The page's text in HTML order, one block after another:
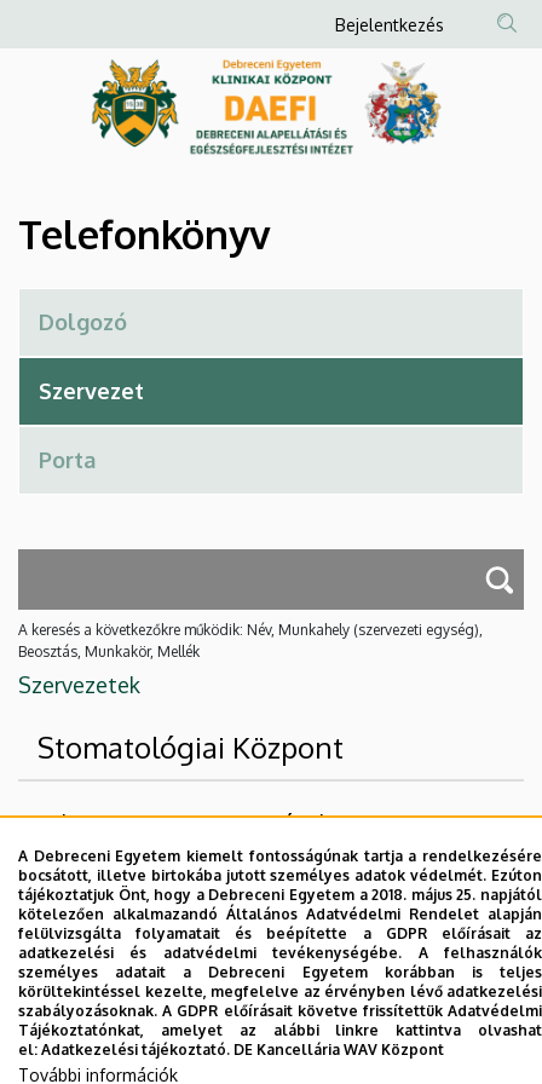
Debreceni
és
Egészségfejlesztési
Intézet
a
Anonim
Felhasználói
fiók
menüje
Bejelentkezés
Telefonkönyv
A keresés a következőkre működik: Név, Munkahely (szervezeti egység),
Beosztás, Munkakör, Mellék
Szervezetek
Stomatológiai Központ
Felettes szervezeti egységek
Debreceni Egyetem
Fogorvostudományi Kar
Nincs találat.
Dolgozói adatmódosítás igénylése a DE
telefonkönyvében
A Debreceni Egyetem kiemelt fontosságúnak tartja a rendelkezésére
bocsátott, illetve birtokába jutott személyes adatok védelmét. Ezúton
tájékoztatjuk Önt, hogy a Debreceni Egyetem a 2018. május 25. napjától
kötelezően alkalmazandó Általános Adatvédelmi Rendelet alapján
felülvizsgálta folyamatait és beépítette a GDPR előírásait az
adatkezelési és adatvédelmi tevékenységébe. A felhasználók
személyes adatait a Debreceni Egyetem korábban is teljes
körültekintéssel kezelte, megfelelve az érvényben lévő adatkezelési
szabályozásoknak. A GDPR előírásait követve frissítettük Adatvédelmi
Tájékoztatónkat, amelyet az alábbi linkre kattintva olvashat
el: Adatkezelési tájékoztató. DE Kancellária WAV Központ
További információk